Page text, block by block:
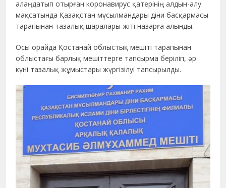
алаңдатып отырған коронавирус қатерінің алдын-алу
мақсатында Қазақстан мұсылмандары діни басқармасы
тарапынан тазалық шаралары жіті назарға алынды.
Осы орайда Қостанай облыстық мешіті тарапынан
облыстағы барлық мешіттерге тапсырма беріліп, әр
күні тазалық жұмыстары жүргізілуі тапсырылды.